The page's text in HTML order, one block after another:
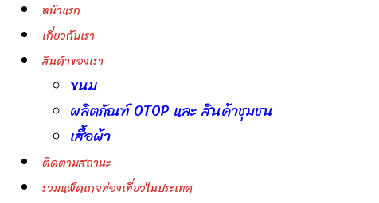
หน้าแรก
เกี่ยวกับเรา
สินค้าของเรา
ขนม
ผลิตภัณฑ์ OTOP และ สินค้าชุมชน
เสื้อผ้า
ติดตามสถานะ
รวมแพ็คเกจท่องเที่ยวในประเทศ